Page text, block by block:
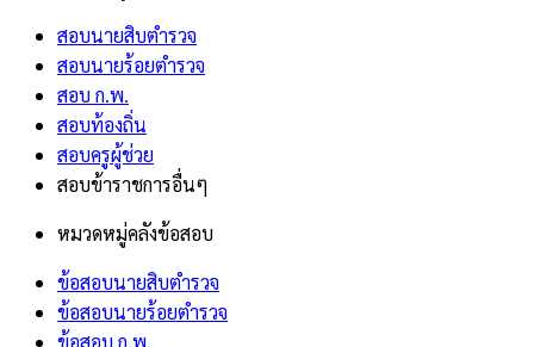
สอบนายสิบตำรวจ
สอบนายร้อยตำรวจ
สอบ ก.พ.
สอบท้องถิ่น
สอบครูผู้ช่วย
สอบข้าราชการอื่นๆ
หมวดหมู่คลังข้อสอบ
ข้อสอบนายสิบตำรวจ
ข้อสอบนายร้อยตำรวจ
ข้อสอบ ก.พ.